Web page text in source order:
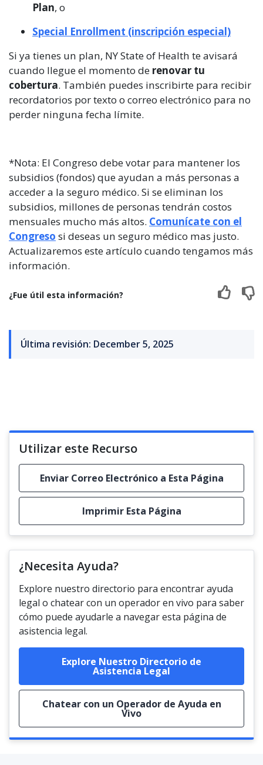
Plan, o
Special Enrollment (inscripción especial)
Si ya tienes un plan, NY State of Health te avisará
cuando llegue el momento de renovar tu
cobertura. También puedes inscribirte para recibir
recordatorios por texto o correo electrónico para no
perder ninguna fecha límite.
*Nota: El Congreso debe votar para mantener los
subsidios (fondos) que ayudan a más personas a
acceder a la seguro médico. Si se eliminan los
subsidios, millones de personas tendrán costos
mensuales mucho más altos. Comunícate con el
Congreso si deseas un seguro médico mas justo.
Actualizaremos este artículo cuando tengamos más
información.
¿Fue útil esta información?
Última revisión: December 5, 2025
Utilizar este Recurso
Enviar Correo Electrónico a Esta Página
Imprimir Esta Página
¿Necesita Ayuda?
Explore nuestro directorio para encontrar ayuda
legal o chatear con un operador en vivo para saber
cómo puede ayudarle a navegar esta página de
asistencia legal.
Explore Nuestro Directorio de
Asistencia Legal
Chatear con un Operador de Ayuda en
Vivo